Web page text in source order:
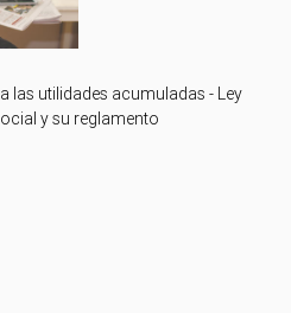
las utilidades acumuladas - Ley
y su reglamento